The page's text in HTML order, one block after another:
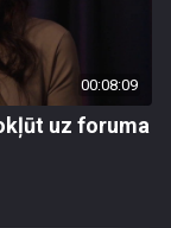
00:08:09
uz foruma